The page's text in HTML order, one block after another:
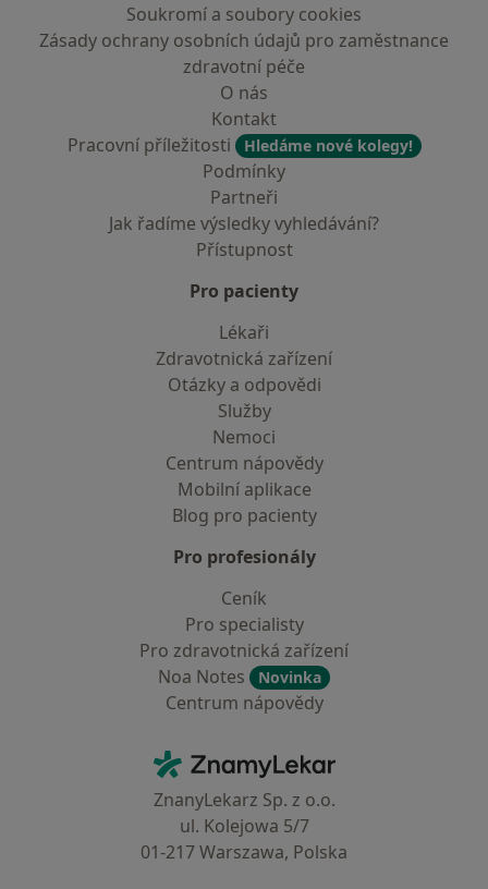
Soukromí a soubory cookies
Zásady ochrany osobních údajů pro zaměstnance
zdravotní péče
O nás
Kontakt
Pracovní příležitosti
Hledáme nové kolegy!
Podmínky
Partneři
Jak řadíme výsledky vyhledávání?
Přístupnost
Pro pacienty
Lékaři
Zdravotnická zařízení
Otázky a odpovědi
Služby
Nemoci
Centrum nápovědy
Mobilní aplikace
Blog pro pacienty
Pro profesionály
Ceník
Pro specialisty
Pro zdravotnická zařízení
Noa Notes
Novinka
Centrum nápovědy
ZnamyLekar - Hlavní stránka
ZnanyLekarz Sp. z o.o.
ul. Kolejowa 5/7
01-217 Warszawa, Polska